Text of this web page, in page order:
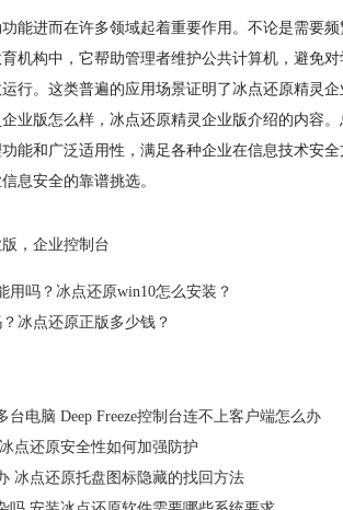
进而在许多领域起着重要作用。不论是需要
机构中，它帮助管理者维护公共计算机，避免
行。这类普遍的应用场景证明了冰点还原精灵
版怎么样，冰点还原精灵企业版介绍的内容
能和广泛适用性，满足各种企业在信息技术安
息安全的靠谱挑选。
，企业控制台
用吗？冰点还原win10怎么安装？
冰点还原正版多少钱？
台电脑 Deep Freeze控制台连不上客户端怎么办
点还原安全性如何加强防护
冰点还原托盘图标隐藏的找回方法